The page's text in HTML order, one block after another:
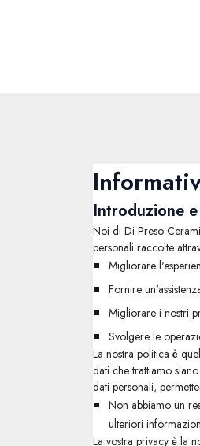
Introduzione
Noi di Di Preso
personali raccolte
Migliorare
Fornire
Migliorare i nostri
Svolgere le
La nostra politica è
dati che trattiamo
dati personali,
Non abbiamo un
ulteriori
La vostra privacy è la